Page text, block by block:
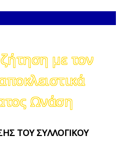
με τον
Ωνάση
ΤΟΥ ΣΥΛΛΟΓΙΚΟΥ